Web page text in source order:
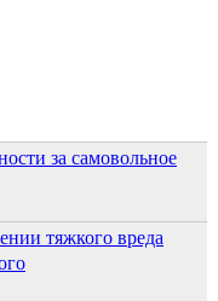
за самовольное
тяжкого вреда